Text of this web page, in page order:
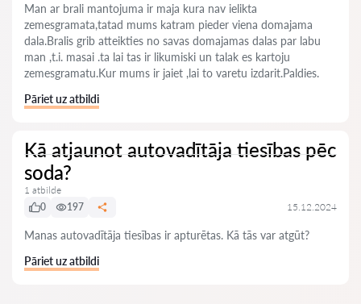
Man ar brali mantojuma ir maja kura nav ielikta
zemesgramata,tatad mums katram pieder viena domajama
dala.Bralis grib atteikties no savas domajamas dalas par labu
man ,t.i. masai .ta lai tas ir likumiski un talak es kartoju
zemesgramatu.Kur mums ir jaiet ,lai to varetu izdarit.Paldies.
Pāriet uz atbildi
Kā atjaunot autovadītāja tiesības pēc
soda?
1 atbilde
0
197 15.12.2024
Manas autovadītāja tiesības ir apturētas. Kā tās var atgūt?
Pāriet uz atbildi